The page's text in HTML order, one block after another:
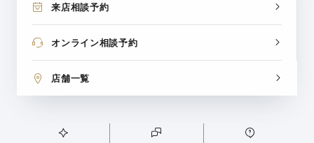
来店相談予約
オンライン相談予約
店舗一覧